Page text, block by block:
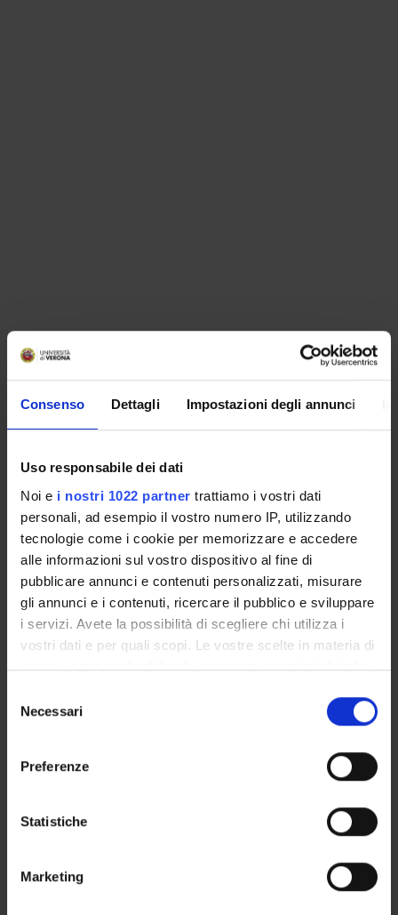
Consenso Dettagli Impostazioni degli annunci
Uso responsabile dei dati
Noi e i nostri 1022 partner trattiamo i vostri dati
personali, ad esempio il vostro numero IP, utilizzando
tecnologie come i cookie per memorizzare e accedere
alle informazioni sul vostro dispositivo al fine di
pubblicare annunci e contenuti personalizzati, misurare
gli annunci e i contenuti, ricercare il pubblico e sviluppare
i servizi. Avete la possibilità di scegliere chi utilizza i
vostri dati e per quali scopi. Le vostre scelte in materia di
privacy sono applicabili solo su questa proprietà digitale
modificare o revocare il proprio consenso in qualsiasi
momento dalla Dichiarazione sui cookie o facendo clic
raccogliere informazioni sulla tua posizione
geografica, con un'approssimazione di qualche
Identificare il tuo dispositivo, scansionandolo
delNecessari
Preferenze
Statistiche
Marketing
ORGANISATION
DEPARTMENT ADMINISTRATION OFFICES
STUDENT ADMINISTRATION OFFICES
DEPARTMENT FACILITIES
RESEARCH LABORATORIES
RESEARCH CENTRES